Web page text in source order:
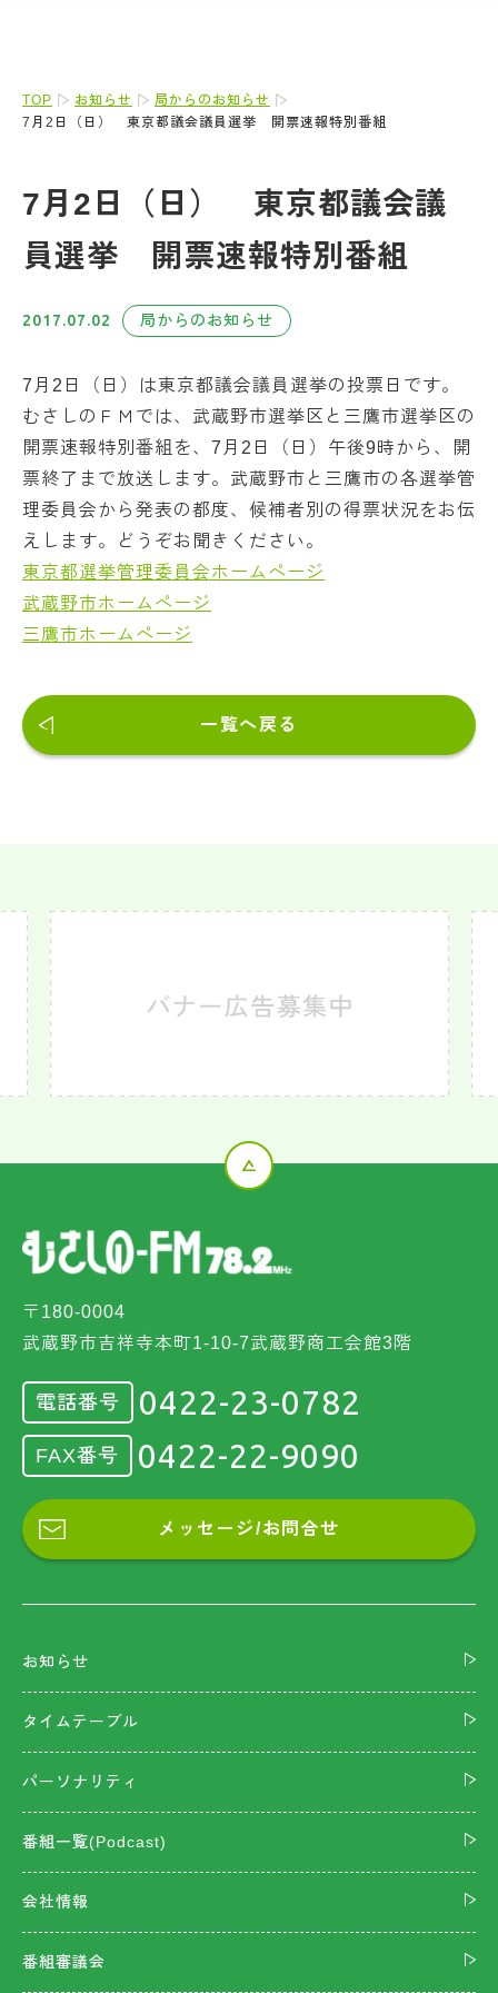
TOP お知らせ
局からのお知らせ
7月2日（日） 東京都議会議員選挙 開票速報特別番組
7月2日（日） 東京都議会議
員選挙 開票速報特別番組
2017.07.02 局からのお知らせ
7月2日（日）は東京都議会議員選挙の投票日です。
むさしのＦＭでは、武蔵野市選挙区と三鷹市選挙区の
開票速報特別番組を、7月2日（日）午後9時から、開
票終了まで放送します。武蔵野市と三鷹市の各選挙管
理委員会から発表の都度、候補者別の得票状況をお伝
えします。どうぞお聞きください。
東京都選挙管理委員会ホームページ
武蔵野市ホームページ
三鷹市ホームページ
一覧へ戻る
〒180-0004
武蔵野市吉祥寺本町1-10-7武蔵野商工会館3階
電話番号 0422-23-0782
FAX番号 0422-22-9090
メッセージ/お問合せ
お知らせ
タイムテーブル
パーソナリティ
番組一覧(Podcast)
会社情報
番組審議会